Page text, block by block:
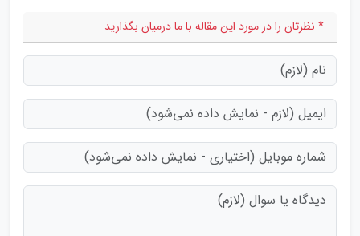
* نظرتان را در مورد این مقاله با ما درمیان بگذارید